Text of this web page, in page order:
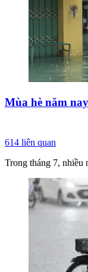
Mùa hè năm
614 liên quan
Trong tháng 7, nhiều